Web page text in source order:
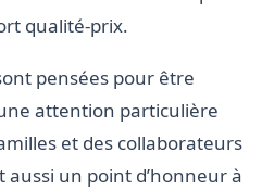
qualité-prix.
pensées pour être
attention particulière
et des collaborateurs
aussi un point d’honneur à